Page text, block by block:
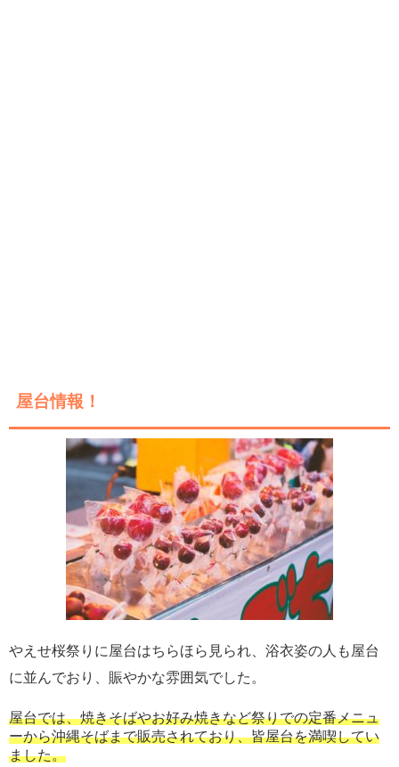
屋台情報！
やえせ桜祭りに屋台はちらほら見られ、浴衣姿の人も屋台
に並んでおり、賑やかな雰囲気でした。
屋台では、焼きそばやお好み焼きなど祭りでの定番メニュ
ーから沖縄そばまで販売されており、皆屋台を満喫してい
ました。